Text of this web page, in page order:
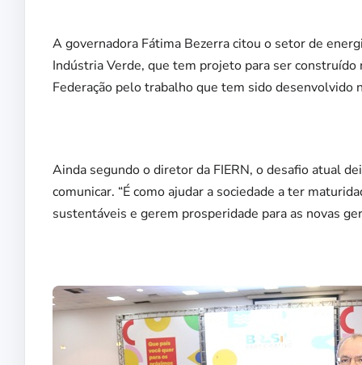
A governadora Fátima Bezerra citou o setor de
Indústria Verde, que tem projeto para ser construído
Federação pelo trabalho que tem sido desenvolvido
Ainda segundo o diretor da FIERN, o desafio atual
comunicar. “É como ajudar a sociedade a ter
sustentáveis e gerem prosperidade para as novas